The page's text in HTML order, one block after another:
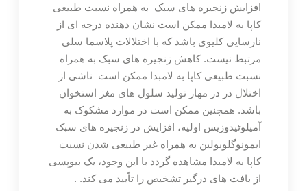
افزایش زنجیره های سبک به همراه نسبت طبیعی
کاپا به لامبدا ممکن است نشان دهنده درجه ای از
نارسایی کلیوی باشد که با اختلالات پلاسما سلی
مرتبط نیست. کاهش زنجیره های سبک به همراه
نسبت طبیعی کاپا به لامبدا ممکن است ناشی از
اختلال در در مهار تولید سلول های مغز استخوان
باشد. همچنین ممکن است در موارد مشکوک به
آمیلوئیدوزیس اولیه، افزایش در زنجیره های سبک
ایمونوگلوبولین به همراه غیر طبیعی شدن نسبت
کاپا به لامبدا مشاهده گردد با این وجود، یک بیوپسی
از بافت های درگیر تشخیص را تاًیید می کند. .